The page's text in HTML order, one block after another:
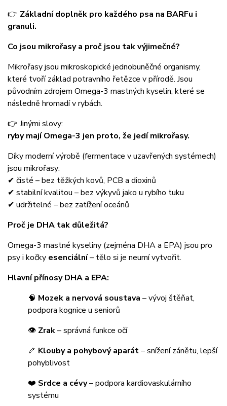
👉 Základní doplněk pro každého psa na BARFu i
granuli.
Co jsou mikrořasy a proč jsou tak výjimečné?
Mikrořasy jsou mikroskopické jednobuněčné organismy,
které tvoří základ potravního řetězce v přírodě. Jsou
původním zdrojem Omega-3 mastných kyselin, které se
následně hromadí v rybách.
👉 Jinými slovy:
ryby mají Omega-3 jen proto, že jedí mikrořasy.
Díky moderní výrobě (fermentace v uzavřených systémech)
jsou mikrořasy:
✔ čisté – bez těžkých kovů, PCB a dioxinů
✔ stabilní kvalitou – bez výkyvů jako u rybího tuku
✔ udržitelné – bez zatížení oceánů
Proč je DHA tak důležitá?
Omega-3 mastné kyseliny (zejména DHA a EPA) jsou pro
psy i kočky esenciální– tělo si je neumí vytvořit.
Hlavní přínosy DHA a EPA:
🧠 Mozek a nervová soustava – vývoj štěňat,
podpora kognice u seniorů
👁 Zrak– správná funkce očí
🦴 Klouby a pohybový aparát– snížení zánětu, lepší
pohyblivost
❤️ Srdce a cévy– podpora kardiovaskulárního
systému